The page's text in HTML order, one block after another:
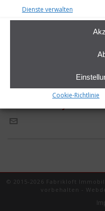
Dienste verwalten
Cookie-Richtlinie
© 2015-2026 Fabrikloft
vorbehalten -